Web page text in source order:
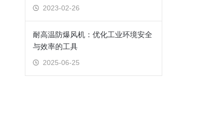
2023-02-26
耐高温防爆风机：优化工业环境安全
与效率的工具
2025-06-25